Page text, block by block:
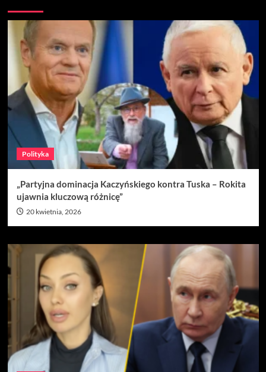
Polityka
„Partyjna dominacja Kaczyńskiego kontra Tuska – Rokita
ujawnia kluczową różnicę”
20 kwietnia, 2026